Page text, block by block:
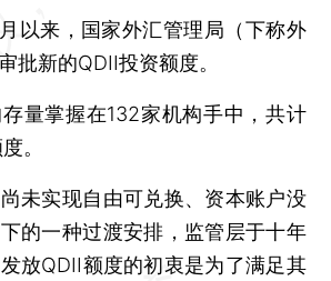
来，国家外汇管理局（下称外
批新的QDII投资额度。
掌握在132家机构手中，共计
。
实现自由可兑换、资本账户没
的一种过渡安排，监管层于十年
放QDII额度的初衷是为了满足其